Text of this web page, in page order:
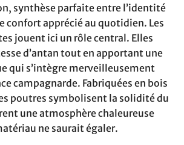
synthèse parfaite entre l’identité
confort apprécié au quotidien. Les
jouent ici un rôle central. Elles
d’antan tout en apportant une
qui s’intègre merveilleusement
campagnarde. Fabriquées en bois
poutres symbolisent la solidité du
une atmosphère chaleureuse
ne saurait égaler.